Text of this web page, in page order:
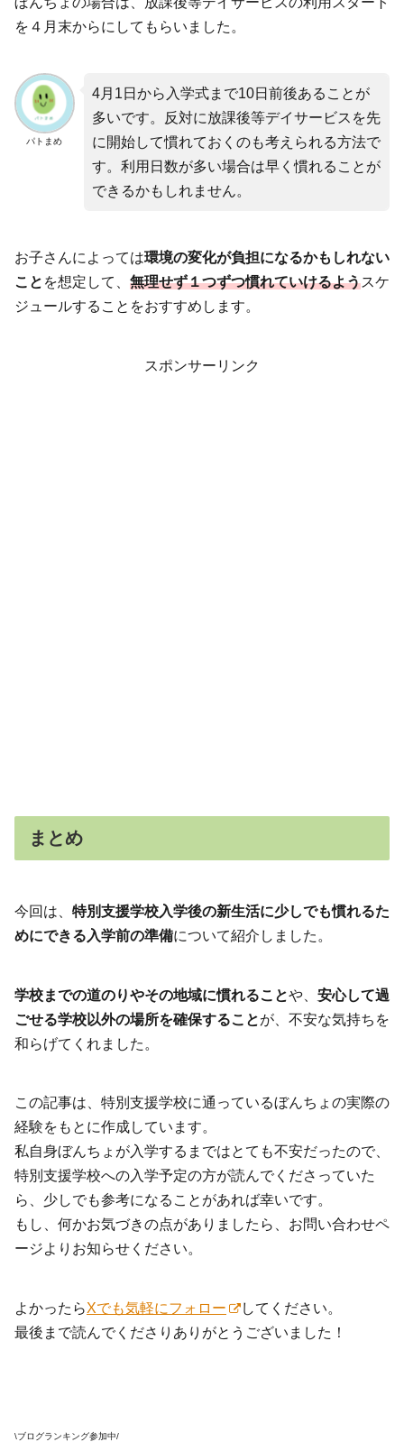
を４月末からにしてもらいました。
パトまめ
4月1日から入学式まで10日前後あることが
多いです。反対に放課後等デイサービスを先
に開始して慣れておくのも考えられる方法で
す。利用日数が多い場合は早く慣れることが
できるかもしれません。
お子さんによっては環境の変化が負担になるかもしれない
こと を想定して、 無理せず１つずつ慣れていけるようスケ
ジュールすることをおすすめします。
スポンサーリンク
まとめ
今回は、 特別支援学校入学後の新生活に少しでも慣れるた
めにできる入学前の準備について紹介しました。
学校までの道のりやその地域に慣れることや、 安心して過
ごせる学校以外の場所を確保することが、不安な気持ちを
和らげてくれました。
この記事は、特別支援学校に通っているぼんちょの実際の
経験をもとに作成しています。
私自身ぼんちょが入学するまではとても不安だったので、
特別支援学校への入学予定の方が読んでくださっていた
ら、少しでも参考になることがあれば幸いです。
もし、何かお気づきの点がありましたら、お問い合わせペ
ージよりお知らせください。
よかったらXでも気軽にフォロー
してください。
最後まで読んでくださりありがとうございました！
\ブログランキング参加中/